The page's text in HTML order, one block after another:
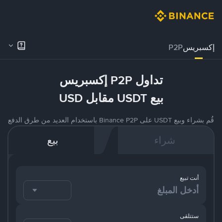
إكسبريسP2P
تداول P2P إكسبريس
بيع USDT مقابل USD
قُم بشراء وبيع USDT على Binance P2P باستخدام العديد من طرق الدفع
شراء بيع
ستتلقى
أنت تبيع